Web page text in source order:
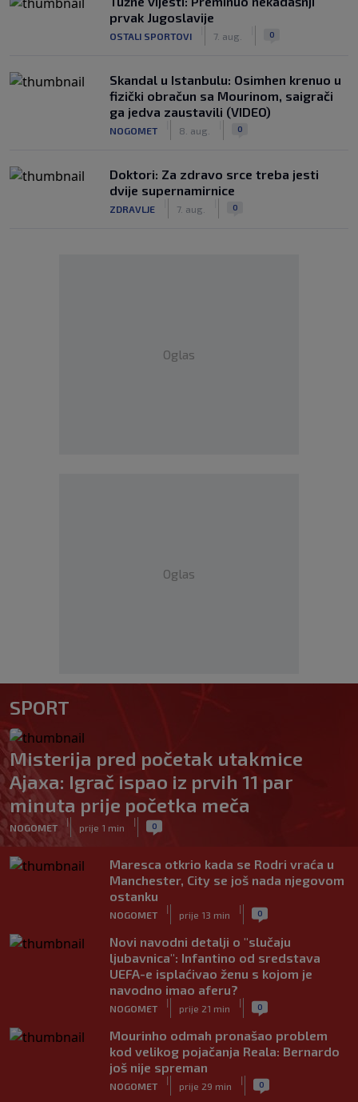
prvak Jugoslavije
OSTALI SPORTOVI 7. aug. 0
Skandal u Istanbulu: Osimhen krenuo u
fizički obračun sa Mourinom, saigrači
ga jedva zaustavili (VIDEO)
NOGOMET 8. aug. 0
Doktori: Za zdravo srce treba jesti
dvije supernamirnice
ZDRAVLJE 7. aug. 0
Oglas
Oglas
SPORT
Misterija pred početak utakmice
Ajaxa: Igrač ispao iz prvih 11 par
minuta prije početka meča
NOGOMET
|
prije 1 min
| 0
Maresca otkrio kada se Rodri vraća u
Manchester, City se još nada njegovom
ostanku
NOGOMET
|
prije 13 min
| 0
Novi navodni detalji o "slučaju
ljubavnica": Infantino od sredstava
UEFA-e isplaćivao ženu s kojom je
navodno imao aferu?
NOGOMET
|
prije 21 min
| 0
Mourinho odmah pronašao problem
kod velikog pojačanja Reala: Bernardo
još nije spreman
NOGOMET
|
prije 29 min
| 0